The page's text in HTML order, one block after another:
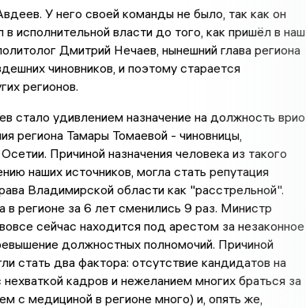
У него своей команды не было, так как он
исполнительной власти до того, как пришёл в наш
Дмитрий Нечаев, нынешний глава региона
чиновников, и поэтому старается
регионов.
стало удивлением назначение на должность врио
региона Тамары Томаевой - чиновницы,
Причиной назначения человека из такого
наших источников, могла стать репутация
Владимирской области как "расстрельной".
в регионе за 6 лет сменились 9 раз. Министр
сейчас находится под арестом за незаконное
должностных полномочий. Причиной
стать два фактора: отсутствие кандидатов на
нехваткой кадров и нежеланием многих браться за
с медициной в регионе много) и, опять же,